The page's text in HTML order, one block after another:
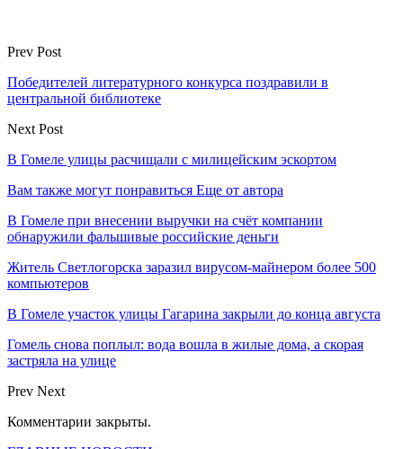
Prev Post
Победителей литературного конкурса поздравили в
центральной библиотеке
Next Post
В Гомеле улицы расчищали с милицейским эскортом
Вам также могут понравиться Еще от автора
В Гомеле при внесении выручки на счёт компании
обнаружили фальшивые российские деньги
Житель Светлогорска заразил вирусом-майнером более 500
компьютеров
В Гомеле участок улицы Гагарина закрыли до конца августа
Гомель снова поплыл: вода вошла в жилые дома, а скорая
застряла на улице
Prev Next
Комментарии закрыты.